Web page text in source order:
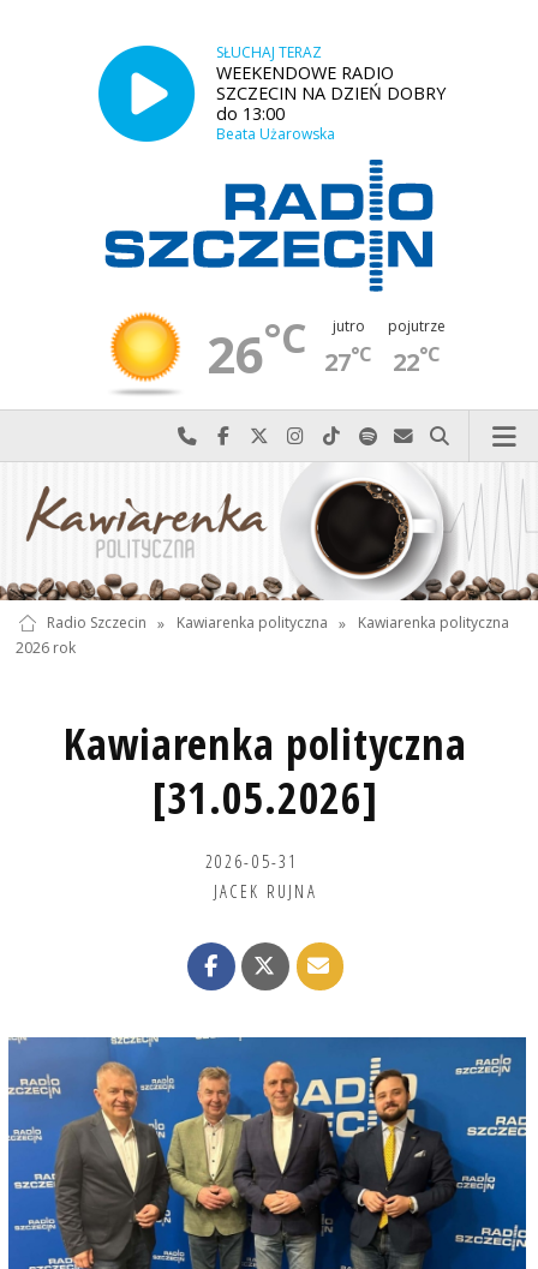
SŁUCHAJ TERAZ
WEEKENDOWE RADIO
SZCZECIN NA DZIEŃ DOBRY
do 13:00
Beata Użarowska
26°C jutro
27°C
pojutrze
22°C
Najlepiej po prostu do nas zadzwoń
Odwiedź nas na Facebook-u
Odwiedź nas na X
Odwiedź nas na Instagram-ie
Odwiedź nas na TikTok-u
Szukaj nas na Spotify
Wyślij do nas
Szukaj
Radio Szczecin » Kawiarenka polityczna »
Kawiarenka polityczna
2026 rok
Kawiarenka polityczna
[31.05.2026]
2026-05-31
JACEK RUJNA